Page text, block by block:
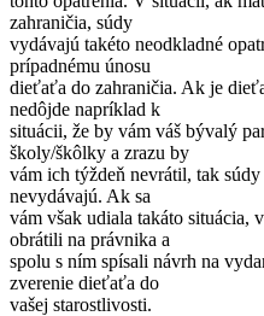
zahraničia, súdy
vydávajú takéto neodkladné
prípadnému únosu
dieťaťa do zahraničia. Ak je
nedôjde napríklad k
situácii, že by vám váš bývalý
školy/škôlky a zrazu by
vám ich týždeň nevrátil, tak
nevydávajú. Ak sa
vám však udiala takáto situácia,
obrátili na právnika a
spolu s ním spísali návrh na
zverenie dieťaťa do
vašej starostlivosti.